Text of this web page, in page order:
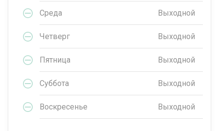
Среда Выходной
Четверг Выходной
Пятница Выходной
Суббота Выходной
Воскресенье Выходной